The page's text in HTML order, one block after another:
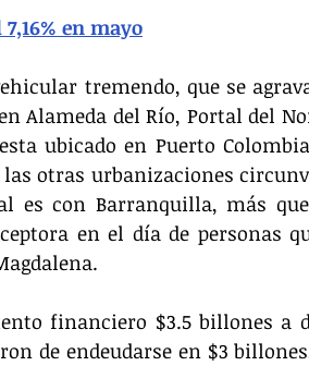
en mayo
tremendo, que se
Alameda del Río, Portal del
ubicado en Puerto
otras urbanizaciones
es con Barranquilla, más
en el día de personas
financiero $3.5 billones a
de endeudarse en $3